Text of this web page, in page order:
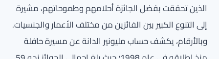
الذين تحققت بفضل الجائزة أحلامهم وطموحاتهم، مشيرة
إلى التنوع الكبير بين الفائزين من مختلف الأعمار والجنسيات.
وبالأرقام، يكشف حساب مليونير الدانة عن مسيرة حافلة